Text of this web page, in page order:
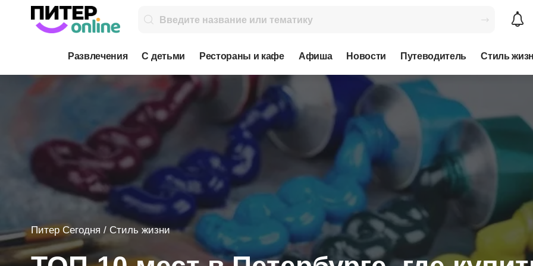
Развлечения С детьми Рестораны и кафе Афиша Новости Путеводитель Стиль
Питер Сегодня / Стиль жизни